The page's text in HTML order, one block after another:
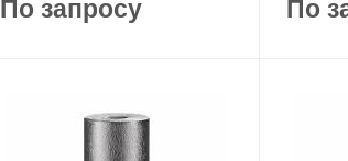
По запросу По